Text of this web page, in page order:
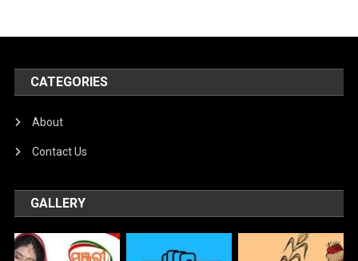
CATEGORIES
About
Contact Us
GALLERY